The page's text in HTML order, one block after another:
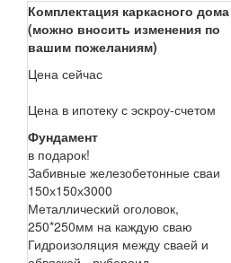
Комплектация каркасного дома
(можно вносить изменения по
вашим пожеланиям)
Цена сейчас
Цена в ипотеку с эскроу-счетом
Фундамент
в подарок!
Забивные железобетонные сваи
150х150х3000
Металлический оголовок,
250*250мм на каждую сваю
Гидроизоляция между сваей и